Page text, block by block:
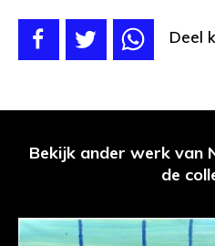
Deel
Bekijk ander werk van
de